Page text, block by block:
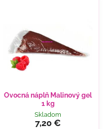
Ovocná náplň Malinový gel
1 kg
Skladom
7,20 €